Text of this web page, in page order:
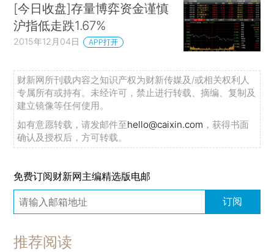
[今日收盘]存量博弈资金谨慎
沪指低走跌1.67%
2015年12月04日 APP打开
财新网所刊载内容之知识产权为财新传媒及/或相关权利人
专属所有或持有。未经许可，禁止进行转载、摘编、复制及
建立镜像等任何使用。
如有意愿转载，请发邮件至hello@caixin.com ，获得书面
确认及授权后，方可转载。
免费订阅财新网主编精选版电邮
订阅
推荐阅读